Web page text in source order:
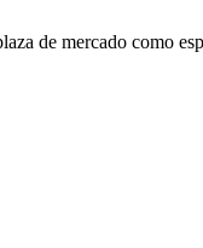
de mercado como